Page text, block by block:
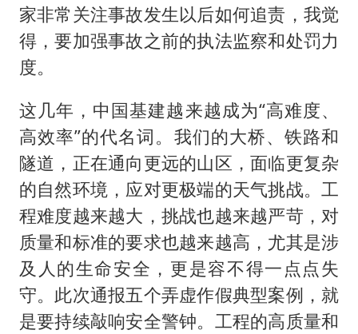
家非常关注事故发生以后如何追责，我觉
得，要加强事故之前的执法监察和处罚力
度。
这几年，中国基建越来越成为“高难度、
高效率”的代名词。我们的大桥、铁路和
隧道，正在通向更远的山区，面临更复杂
的自然环境，应对更极端的天气挑战。工
程难度越来越大，挑战也越来越严苛，对
质量和标准的要求也越来越高，尤其是涉
及人的生命安全，更是容不得一点点失
守。此次通报五个弄虚作假典型案例，就
是要持续敲响安全警钟。工程的高质量和